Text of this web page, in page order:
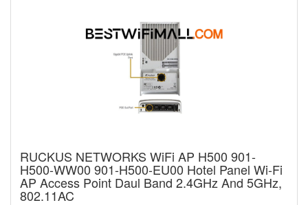
RUCKUS NETWORKS WiFi AP H500 901-
H500-WW00 901-H500-EU00 Hotel Panel Wi-Fi
AP Access Point Daul Band 2.4GHz And 5GHz,
802.11AC